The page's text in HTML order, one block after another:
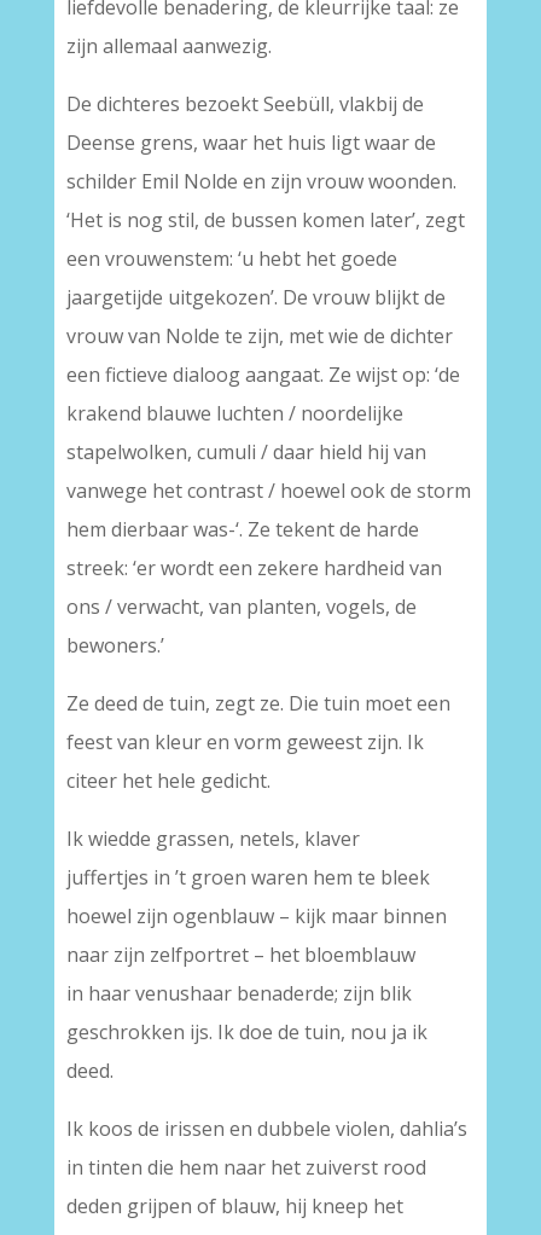
liefdevolle benadering, de kleurrijke taal: ze
zijn allemaal aanwezig.
De dichteres bezoekt Seebüll, vlakbij de
Deense grens, waar het huis ligt waar de
schilder Emil Nolde en zijn vrouw woonden.
‘Het is nog stil, de bussen komen later’, zegt
een vrouwenstem: ‘u hebt het goede
jaargetijde uitgekozen’. De vrouw blijkt de
vrouw van Nolde te zijn, met wie de dichter
een fictieve dialoog aangaat. Ze wijst op: ‘de
krakend blauwe luchten / noordelijke
stapelwolken, cumuli / daar hield hij van
vanwege het contrast / hoewel ook de storm
hem dierbaar was-‘. Ze tekent de harde
streek: ‘er wordt een zekere hardheid van
ons / verwacht, van planten, vogels, de
bewoners.’
Ze deed de tuin, zegt ze. Die tuin moet een
feest van kleur en vorm geweest zijn. Ik
citeer het hele gedicht.
Ik wiedde grassen, netels, klaver
juffertjes in ’t groen waren hem te bleek
hoewel zijn ogenblauw – kijk maar binnen
naar zijn zelfportret – het bloemblauw
in haar venushaar benaderde; zijn blik
geschrokken ijs. Ik doe de tuin, nou ja ik
deed.
Ik koos de irissen en dubbele violen, dahlia’s
in tinten die hem naar het zuiverst rood
deden grijpen of blauw, hij kneep het